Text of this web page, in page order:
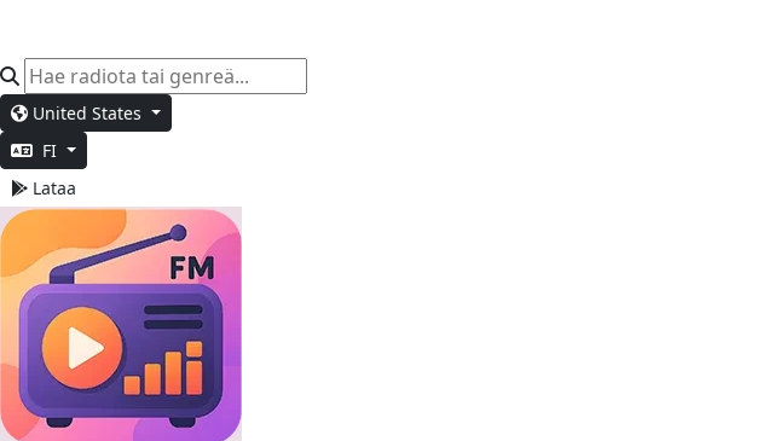
United States
FI
Lataa